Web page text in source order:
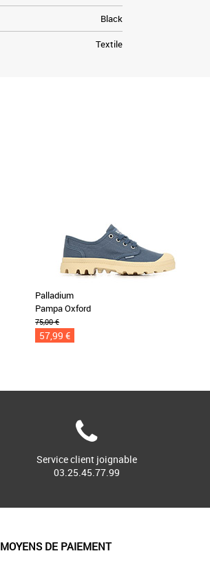
Black
Textile
Palladium
Pampa Oxford
75,00 €
57,99 €
Service client joignable
03.25.45.77.99
MOYENS DE PAIEMENT